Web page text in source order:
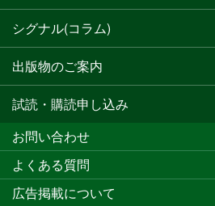
シグナル(コラム)
出版物のご案内
試読・購読申し込み
お問い合わせ
よくある質問
広告掲載について